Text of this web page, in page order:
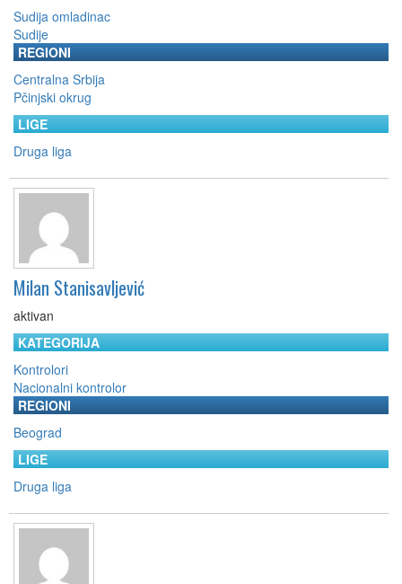
Sudija omladinac
Sudije
REGIONI
Centralna Srbija
Pčinjski okrug
LIGE
Druga liga
Milan Stanisavljević
aktivan
KATEGORIJA
Kontrolori
Nacionalni kontrolor
REGIONI
Beograd
LIGE
Druga liga